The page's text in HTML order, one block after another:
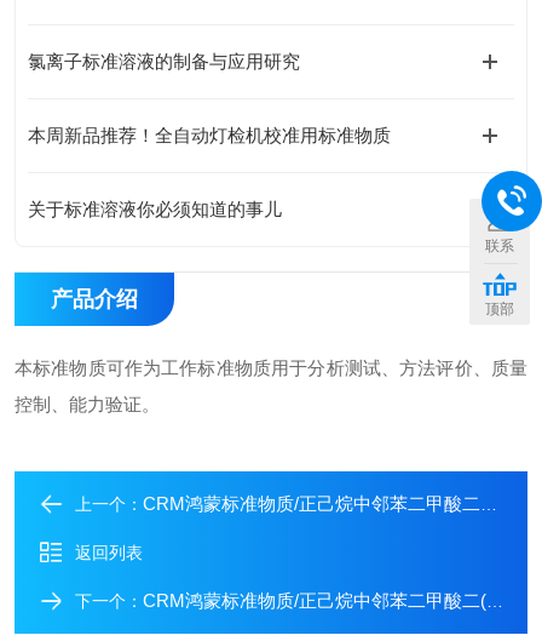
氯离子标准溶液的制备与应用研究
本周新品推荐！全自动灯检机校准用标准物质
关于标准溶液你必须知道的事儿
产品介绍
本标准物质可作为工作标准物质用于分析测试、方法评价、质量
控制、能力验证。
上一个： CRM鸿蒙标准物质/正己烷中邻苯二甲酸二戊酯溶液标准物质1000μg/mL2mL
返回列表
下一个： CRM鸿蒙标准物质/正己烷中邻苯二甲酸二(2-乙氧基)乙酯溶液标准物质1000ug/mL5mL
联系
顶部